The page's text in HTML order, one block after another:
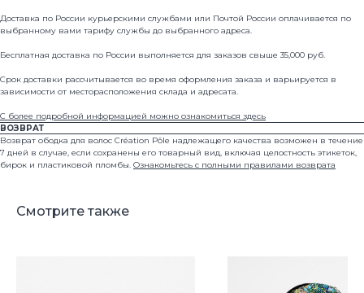
Доставка по России курьерскими службами или Почтой России оплачивается по
выбранному вами тарифу службы до выбранного адреса.
Бесплатная доставка по России выполняется для заказов свыше 35,000 руб.
Срок доставки рассчитывается во время оформления заказа и варьируется в
зависимости от месторасположения склада и адресата.
С более подробной информацией можно ознакомиться здесь
ВОЗВРАТ
Возврат ободка для волос Création Pôle надлежащего качества возможен в течение
7 дней в случае, если сохранены его товарный вид, включая целостность этикеток,
бирок и пластиковой пломбы. Ознакомьтесь с полными правилами возврата
Смотрите также
О бренде Оплата и доставка